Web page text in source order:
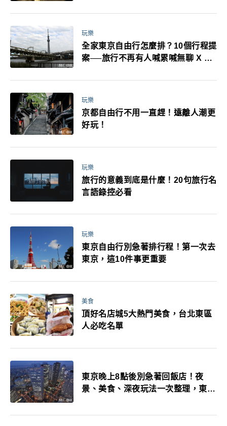
萬！注意事項一次看！
玩樂
全家東京自由行怎麼排？10個行程提
案──旅行不再有人喊累喊無聊 X 爸
玩樂
京都自由行不用一直趕！遠離人潮更
好玩！
玩樂
旅行的意義到底是什麼！20句旅行名
言語錄控必看
玩樂
東京自由行別急著排行程！第一次去
東京，這10件事更重要
美食
頂好名店城5大熱門美食，台北東區
人必吃名單
東京晚上8點後別急著回飯店！夜
景、美食、深夜玩法一次整理，東京